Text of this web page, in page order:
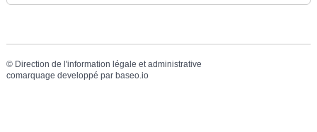
© Direction de l'information légale et administrative
comarquage developpé par baseo.io